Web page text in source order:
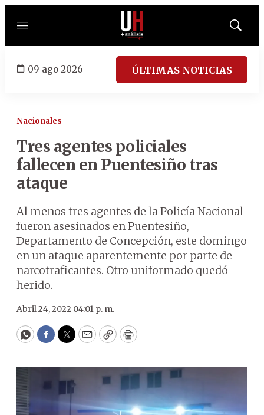
Menú
Mostrar
09 ago 2026 ÚLTIMAS NOTICIAS
Nacionales
Tres agentes policiales
fallecen en Puentesiño tras
ataque
Al menos tres agentes de la Policía Nacional
fueron asesinados en Puentesiño,
Departamento de Concepción, este domingo
en un ataque aparentemente por parte de
narcotraficantes. Otro uniformado quedó
herido.
Abril 24, 2022 04:01 p. m.
WhatsApp
Facebook
Twitter
EmailCopyPrint